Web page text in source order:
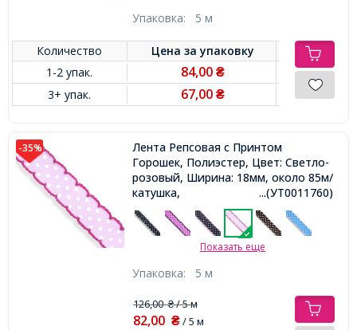
Упаковка: 5 м
Количество Цена заупаковку
1-2 упак.
84,00₴
3+ упак. 67,00₴
-35%
Лента Репсовая с Принтом
Горошек, Полиэстер, Цвет: Светло-
розовый, Ширина: 18мм, около 85м/
катушка,
...(УТ0011760)
Показать еще
Упаковка: 5 м
126,00₴/ 5 м
82,00 ₴/ 5 м